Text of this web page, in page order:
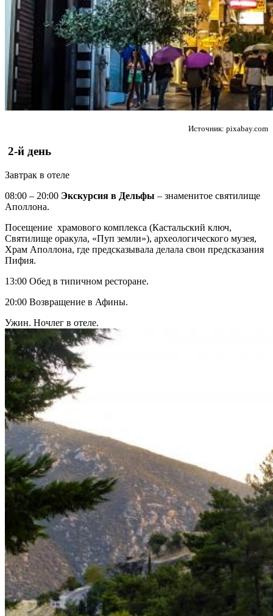
Источник: pixabay.com
2-й день
Завтрак в отеле
08:00 – 20:00 Экскурсия в Дельфы – знаменитое святилище
Аполлона.
Посещение храмового комплекса (Кастальский ключ,
Святилище оракула, «Пуп земли»), археологического музея,
Храм Аполлона, где предсказывала делала свои предсказания
Пифия.
13:00 Обед в типичном ресторане.
20:00 Возвращение в Афины.
Ужин. Ночлег в отеле.